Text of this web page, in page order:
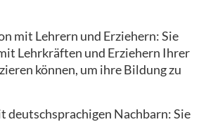
mit Lehrern und Erziehern: Sie
Lehrkräften und Erziehern Ihrer
können, um ihre Bildung zu
Nachbarn: Sie